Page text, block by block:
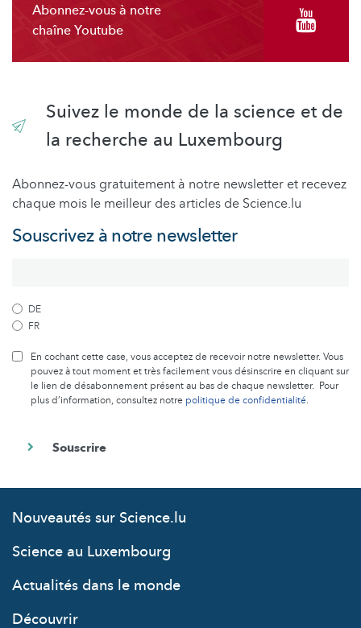
Abonnez-vous à notre
chaîne Youtube
Suivez le monde de la science et de
la recherche au Luxembourg
Abonnez-vous gratuitement à notre newsletter et recevez
chaque mois le meilleur des articles de Science.lu
Souscrivez à notre newsletter
DE
FR
En cochant cette case, vous acceptez de recevoir notre newsletter. Vous
pouvez à tout moment et très facilement vous désinscrire en cliquant sur
le lien de désabonnement présent au bas de chaque newsletter. Pour
plus d’information, consultez notre politique de confidentialité.
Nouveautés sur Science.lu
Science au Luxembourg
Actualités dans le monde
Découvrir